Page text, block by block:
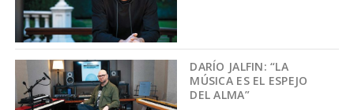
DARÍO JALFIN: “LA
MÚSICA ES EL ESPEJO
DEL ALMA”